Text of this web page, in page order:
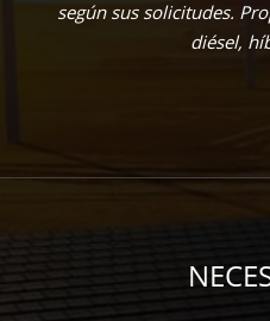
según sus solicitudes.
diésel,